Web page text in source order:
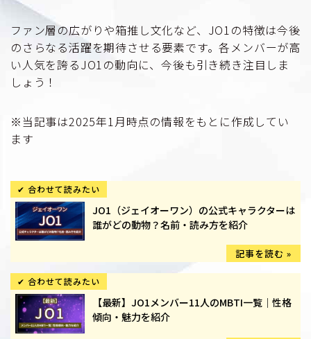
ファン層の広がりや箱推し文化など、JO1の特徴は今後
のさらなる活躍を期待させる要素です。各メンバーが高
い人気を誇るJO1の動向に、今後も引き続き注目しま
しょう！
※当記事は2025年1月時点の情報をもとに作成してい
ます
JO1（ジェイオーワン）の公式キャラクターは
誰がどの動物？名前・読み方を紹介
【最新】JO1メンバー11人のMBTI一覧｜性格
傾向・魅力を紹介